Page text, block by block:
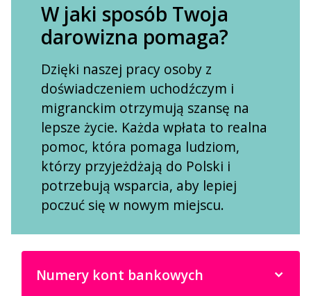
W jaki sposób Twoja
darowizna pomaga?
Dzięki naszej pracy osoby z
doświadczeniem uchodźczym i
migranckim otrzymują szansę na
lepsze życie. Każda wpłata to realna
pomoc, która pomaga ludziom,
którzy przyjeżdżają do Polski i
potrzebują wsparcia, aby lepiej
poczuć się w nowym miejscu.
Numery kont bankowych